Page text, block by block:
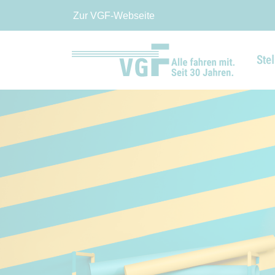
Zur VGF-Webseite